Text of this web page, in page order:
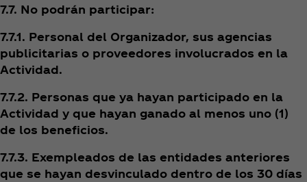
7.7. No podrán participar:
7.7.1. Personal del Organizador, sus agencias
publicitarias o proveedores involucrados en la
Actividad.
7.7.2. Personas que ya hayan participado en la
Actividad y que hayan ganado al menos uno (1)
de los beneficios.
7.7.3. Exempleados de las entidades anteriores
que se hayan desvinculado dentro de los 30 días